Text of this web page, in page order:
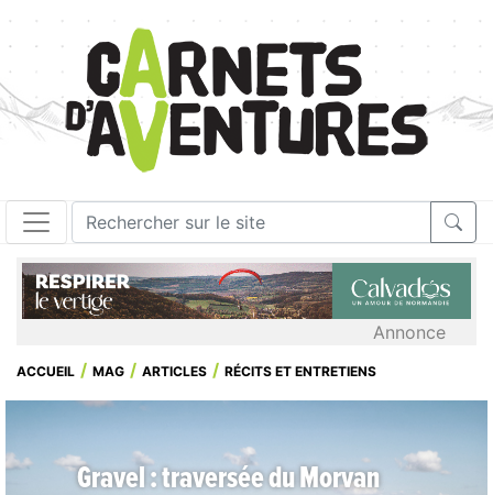
Annonce
ACCUEIL MAG ARTICLES RÉCITS ET ENTRETIENS
Gravel : traversée du Morvan